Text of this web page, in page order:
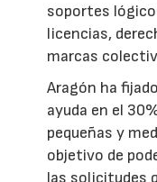
soportes
licencias,
marcas
Aragón ha
ayuda en el
pequeñas y
objetivo de
las solicitudes